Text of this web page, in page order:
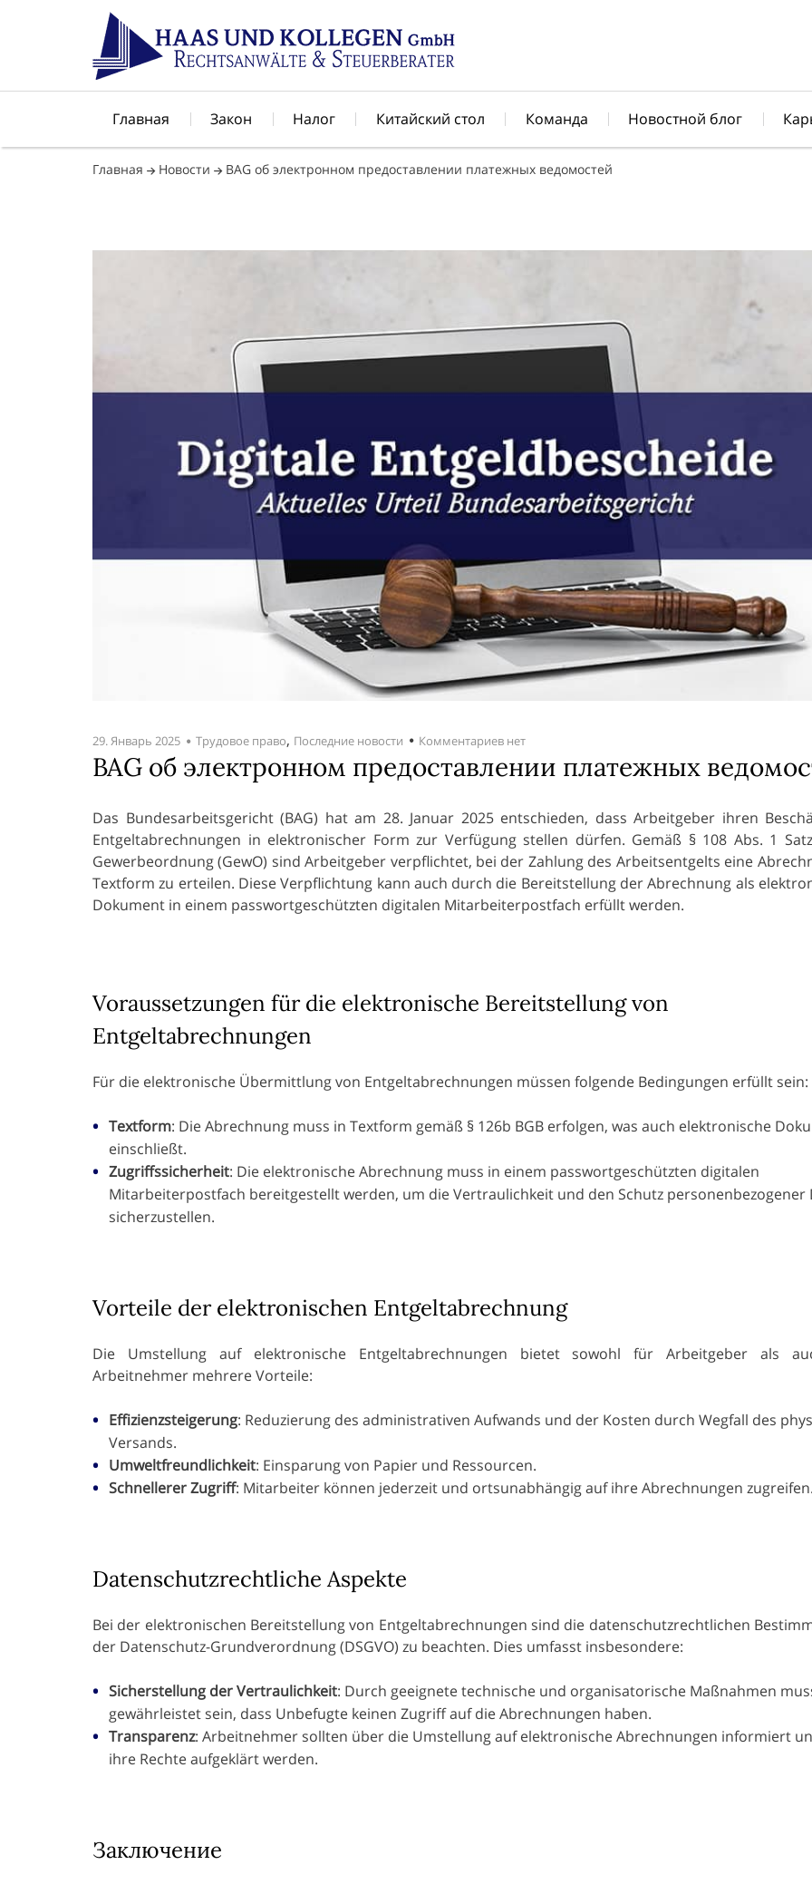
Главная Закон Налог Китайский стол Команда Новостной блог
Главная Новости BAG об электронном предоставлении платежных ведомостей
29. Январь 2025 Трудовое право, Последние новости Комментариев нет
BAG об электронном предоставлении платежных
Das Bundesarbeitsgericht (BAG) hat am 28. Januar 2025 entschieden, dass Arbeitgeber ihren
Entgeltabrechnungen in elektronischer Form zur Verfügung stellen dürfen. Gemäß § 108 Abs. 1
Gewerbeordnung (GewO) sind Arbeitgeber verpflichtet, bei der Zahlung des Arbeitsentgelts eine
Textform zu erteilen. Diese Verpflichtung kann auch durch die Bereitstellung der Abrechnung als
Dokument in einem passwortgeschützten digitalen Mitarbeiterpostfach erfüllt werden.
Voraussetzungen für die elektronische Bereitstellung von
Entgeltabrechnungen
Für die elektronische Übermittlung von Entgeltabrechnungen müssen folgende Bedingungen erfüllt sein:
Textform: Die Abrechnung muss in Textform gemäß § 126b BGB erfolgen, was auch elektronische
einschließt.
Zugriffssicherheit: Die elektronische Abrechnung muss in einem passwortgeschützten digitalen
Mitarbeiterpostfach bereitgestellt werden, um die Vertraulichkeit und den Schutz personenbezogener
sicherzustellen.
Vorteile der elektronischen Entgeltabrechnung
Die Umstellung auf elektronische Entgeltabrechnungen bietet sowohl für Arbeitgeber als
Arbeitnehmer mehrere Vorteile:
Effizienzsteigerung: Reduzierung des administrativen Aufwands und der Kosten durch Wegfall des
Versands.
Umweltfreundlichkeit: Einsparung von Papier und Ressourcen.
Schnellerer Zugriff: Mitarbeiter können jederzeit und ortsunabhängig auf ihre Abrechnungen zugreifen.
Datenschutzrechtliche Aspekte
Bei der elektronischen Bereitstellung von Entgeltabrechnungen sind die datenschutzrechtlichen
der Datenschutz-Grundverordnung (DSGVO) zu beachten. Dies umfasst insbesondere:
Sicherstellung der Vertraulichkeit: Durch geeignete technische und organisatorische Maßnahmen
gewährleistet sein, dass Unbefugte keinen Zugriff auf die Abrechnungen haben.
Transparenz: Arbeitnehmer sollten über die Umstellung auf elektronische Abrechnungen informiert
ihre Rechte aufgeklärt werden.
Заключение